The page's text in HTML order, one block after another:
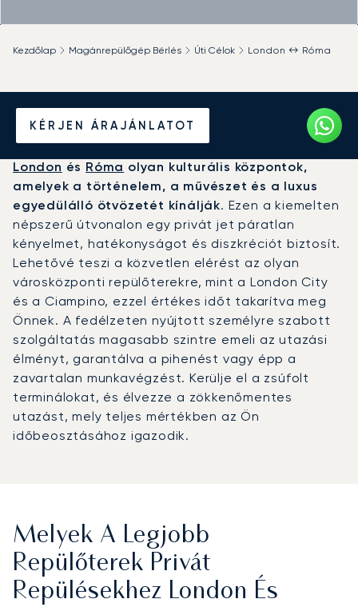
KÉRJEN ÁRAJÁNLATOT
Kezdőlap Magánrepülőgép Bérlés Úti Célok London ↔ Róma
Béreljen magánrepülőt
London és Róma között
London és Róma olyan kulturális központok,
amelyek a történelem, a művészet és a luxus
egyedülálló ötvözetét kínálják. Ezen a kiemelten
népszerű útvonalon egy privát jet páratlan
kényelmet, hatékonyságot és diszkréciót biztosít.
Lehetővé teszi a közvetlen elérést az olyan
városközponti repülőterekre, mint a London City
és a Ciampino, ezzel értékes időt takarítva meg
Önnek. A fedélzeten nyújtott személyre szabott
szolgáltatás magasabb szintre emeli az utazási
élményt, garantálva a pihenést vagy épp a
zavartalan munkavégzést. Kerülje el a zsúfolt
terminálokat, és élvezze a zökkenőmentes
utazást, mely teljes mértékben az Ön
időbeosztásához igazodik.
Melyek A Legjobb
Repülőterek Privát
Repülésekhez London És